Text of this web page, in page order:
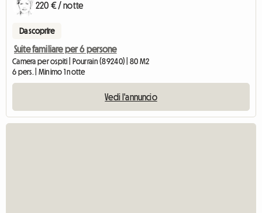
220 € / notte
Da scoprire
Suite familiare per 6 persone
Camera per ospiti | Pourrain (89240) | 80 M2
6 pers. | Minimo 1 notte
Vedi l'annuncio